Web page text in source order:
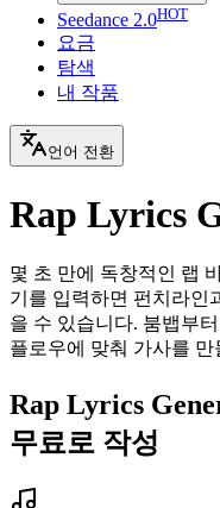
Seedance 2.0HOT
요금
탐색
내 작품
언어 전환
Rap Lyrics
몇 초 만에 독창적인 랩
기를 입력하면 펀치라인
을 수 있습니다. 붐뱁부
플로우에 맞춰 가사를 만
Rap Lyrics
무료로 작성